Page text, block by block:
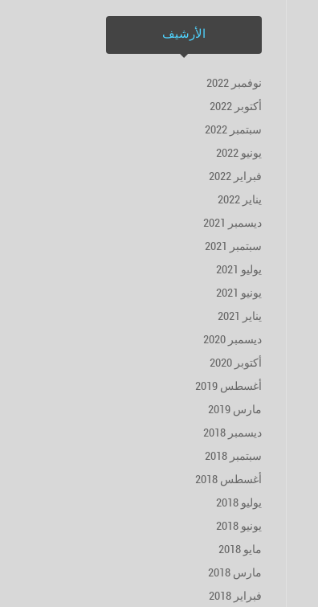
الأرشيف
نوفمبر 2022
أكتوبر 2022
سبتمبر 2022
يونيو 2022
فبراير 2022
يناير 2022
ديسمبر 2021
سبتمبر 2021
يوليو 2021
يونيو 2021
يناير 2021
ديسمبر 2020
أكتوبر 2020
أغسطس 2019
مارس 2019
ديسمبر 2018
سبتمبر 2018
أغسطس 2018
يوليو 2018
يونيو 2018
مايو 2018
مارس 2018
فبراير 2018